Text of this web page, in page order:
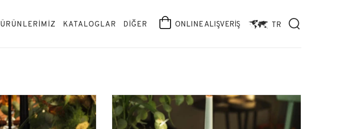
ÜRÜNLERİMİZ KATALOGLAR DİĞER ONLINE ALIŞVERİŞ TR